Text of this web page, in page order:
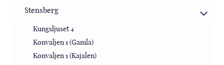
Stensberg
Kungsljuset 4
Konvaljen 1 (Gamla)
Konvaljen 1 (Kajalen)